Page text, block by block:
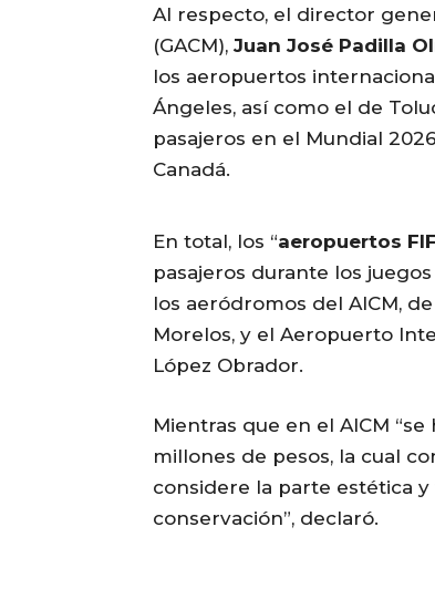
Al respecto, el director
(GACM), Juan José Padilla
los aeropuertos
Ángeles, así como el de
pasajeros en el Mundial
Canadá.
En total, los “aeropuertos
pasajeros durante los
los aeródromos del AICM,
Morelos, y el Aeropuerto
López Obrador.
Mientras que en el AICM
millones de pesos, la cual
considere la parte estética
conservación”, declaró.